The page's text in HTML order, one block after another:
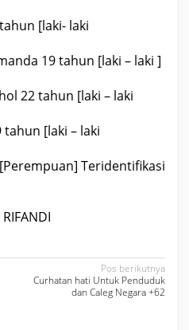
[laki- laki
19 tahun [laki – laki ]
22 tahun [laki – laki
[laki – laki
Teridentifikasi
Pos berikutnya
Curhatan hati Untuk Penduduk
dan Caleg Negara +62